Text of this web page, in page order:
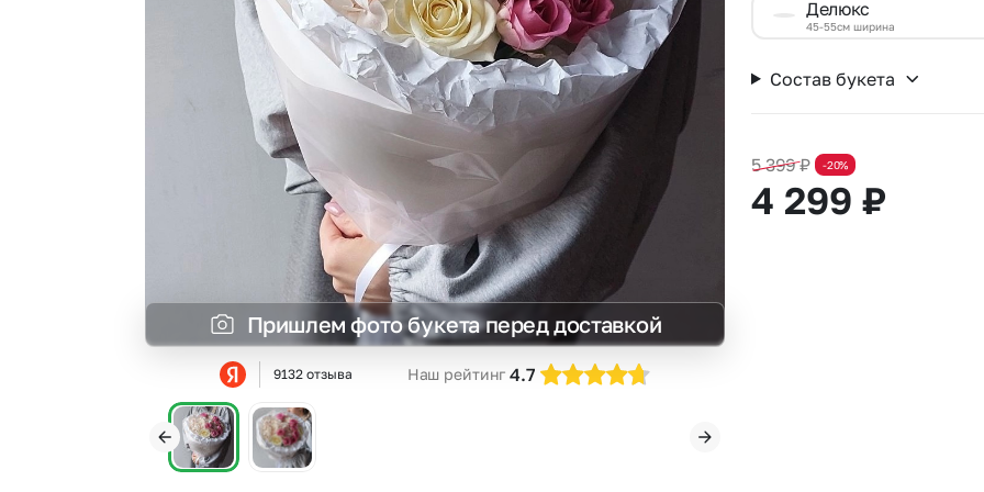
Гвоздики
Гипсофила
Гортензии
Сухоцветы
Фрезия
Эустома
Insta букеты
Новинки
Пришлем фото букета перед доставкой
9132 отзыва Наш рейтинг 4.7
Делюкс
45-55см ширина
Состав букета
5 399₽ -20%
4 299 ₽